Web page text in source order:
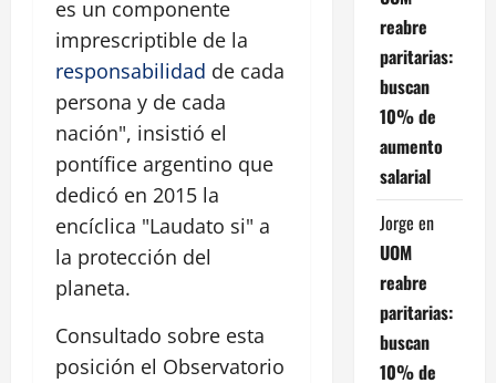
es un componente
imprescriptible de la
responsabilidad de cada
persona y de cada
nación", insistió el
pontífice argentino que
dedicó en 2015 la
encíclica "Laudato si" a
la protección del
planeta.
Consultado sobre esta
posición el Observatorio
reabre
paritarias:
buscan
10% de
aumento
salarial
Jorge en
UOM
reabre
paritarias:
buscan
10% de